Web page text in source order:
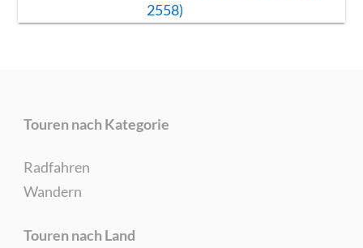
2558)
Touren nach Kategorie
Radfahren
Wandern
Touren nach Land